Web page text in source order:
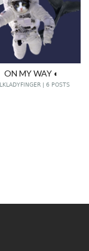
ON MY WAY ◐
| 6 POSTS